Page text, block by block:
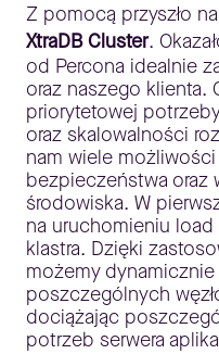
Z pomocą przyszło
XtraDB Cluster.
od Percona idealnie
oraz naszego klienta.
priorytetowej
oraz skalowalności
nam wiele
bezpieczeństwa
środowiska. W
na uruchomieniu
klastra. Dzięki
możemy
poszczególnych
dociążając
potrzeb serwera